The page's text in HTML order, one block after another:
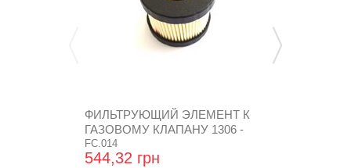
ФИЛЬТРУЮЩИЙ ЭЛЕМЕНТ К
ГАЗОВОМУ КЛАПАНУ 1306 -
1308
FC.014
544,32 грн